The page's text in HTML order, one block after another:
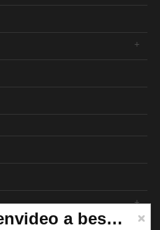
Mathenvideo a besoin de vous